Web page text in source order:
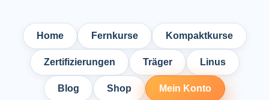
Home Fernkurse Kompaktkurse
Zertifizierungen Träger Linus
Blog Shop Mein Konto